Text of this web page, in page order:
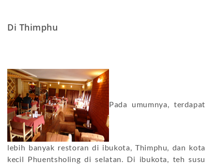
Di Thimphu
Pada umumnya, terdapat
lebih banyak restoran di ibukota, Thimphu, dan kota
kecil Phuentsholing di selatan. Di ibukota, teh susu